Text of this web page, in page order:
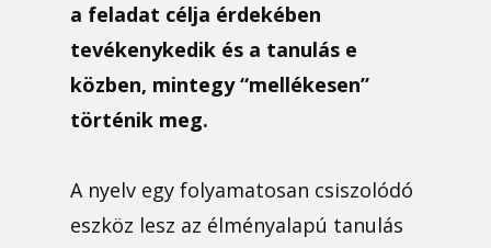
a feladat célja érdekében
tevékenykedik és a tanulás e
közben, mintegy “mellékesen”
történik meg.
A nyelv egy folyamatosan csiszolódó
eszköz lesz az élményalapú tanulás